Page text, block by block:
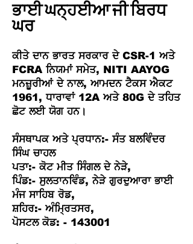
ਭਾਈ ਘਨ੍ਹਈਆ ਜੀ ਬਿਰਧ
ਘਰ
ਕੀਤੇ ਦਾਨ ਭਾਰਤ ਸਰਕਾਰ ਦੇ CSR-1 ਅਤੇ
FCRA ਨਿਯਮਾਂ ਸਮੇਤ, NITI AAYOG
ਮਨਜ਼ੂਰੀਆਂ ਦੇ ਨਾਲ, ਆਮਦਨ ਟੈਕਸ ਐਕਟ
1961, ਧਾਰਾਵਾਂ 12A ਅਤੇ 80G ਦੇ ਤਹਿਤ
ਛੋਟ ਲਈ ਯੋਗ ਹਨ।
ਸੰਸਥਾਪਕ ਅਤੇ ਪ੍ਰਧਾਨ:- ਸੰਤ ਬਲਵਿੰਦਰ
ਸਿੰਘ ਚਾਹਲ
ਪਤਾ:- ਕੋਟ ਮੀਤ ਸਿੰਗਲ ਦੇ ਨੇੜੇ,
ਪਿੰਡ:- ਸੁਲਤਾਨਵਿੰਡ, ਨੇੜੇ ਗੁਰਦੁਆਰਾ ਭਾਈ
ਮੰਜ ਸਾਹਿਬ ਰੋਡ,
ਸ਼ਹਿਰ:- ਅੰਮ੍ਰਿਤਸਰ,
ਪੋਸਟਲ ਕੋਡ: - 143001